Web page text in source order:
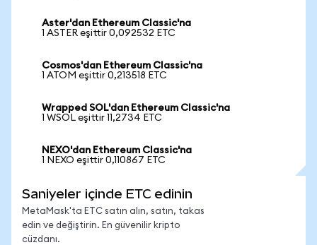
Aster'dan Ethereum Classic'na
1 ASTER eşittir 0,092532 ETC
Cosmos'dan Ethereum Classic'na
1 ATOM eşittir 0,213518 ETC
Wrapped SOL'dan Ethereum Classic'na
1 WSOL eşittir 11,2734 ETC
NEXO'dan Ethereum Classic'na
1 NEXO eşittir 0,110867 ETC
Saniyeler içinde ETC edinin
MetaMask'ta ETC satın alın, satın, takas
edin ve değiştirin. En güvenilir kripto
cüzdanı.